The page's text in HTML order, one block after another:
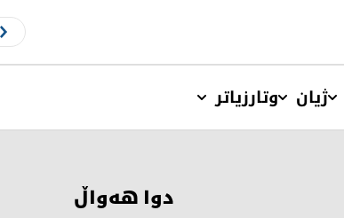
ژیان وتارزیاتر
دوا هەواڵ